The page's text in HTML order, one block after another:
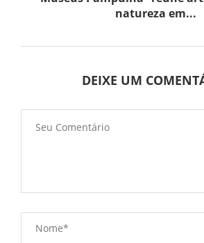
natureza em...
DEIXE UM